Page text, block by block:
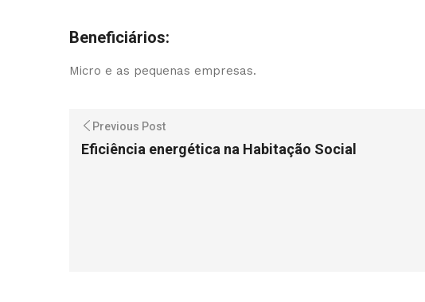
Beneficiários:
Micro e as pequenas empresas.
Previous Post
Eficiência energética na Habitação Social